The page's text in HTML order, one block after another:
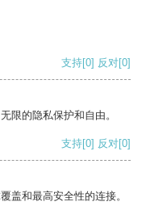
支持[0] 反对[0]
限的隐私保护和自由。
支持[0] 反对[0]
盖和最高安全性的连接。